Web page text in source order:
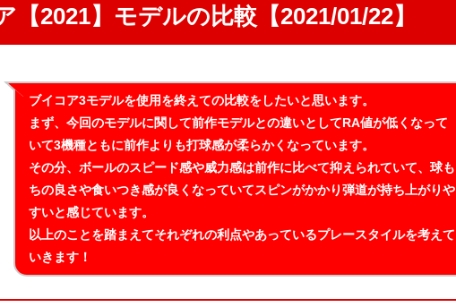
【2021】モデルの比較【2021/01/22】
ブイコア3モデルを使用を終えての比較をしたいと思います。
まず、今回のモデルに関して前作モデルとの違いとしてRA値が低くなって
いて3機種ともに前作よりも打球感が柔らかくなっています。
その分、ボールのスピード感や威力感は前作に比べて抑えられていて、球も
ちの良さや食いつき感が良くなっていてスピンがかかり弾道が持ち上がりや
すいと感じています。
以上のことを踏まえてそれぞれの利点やあっているプレースタイルを考えて
いきます！